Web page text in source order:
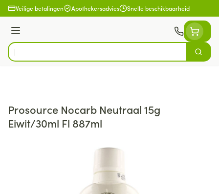
Ga naar de inhoud
Veilige betalingen Apothekersadvies Snelle beschikbaarheid
Menu
Product, merk, categorie...
Zoek
Prosource Nocarb Neutraal 15g
Eiwit/30ml Fl 887ml